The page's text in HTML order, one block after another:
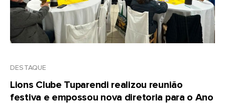
DESTAQUE
Lions Clube Tuparendi realizou reunião
festiva e empossou nova diretoria para o Ano